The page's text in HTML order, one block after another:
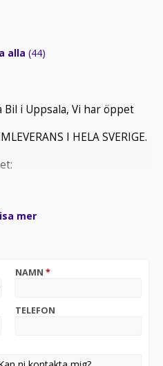
alla (44)
i Uppsala, Vi har öppet
I HELA SVERIGE.
kompletta
i 24 månader
mer
NAMN *
TELEFON